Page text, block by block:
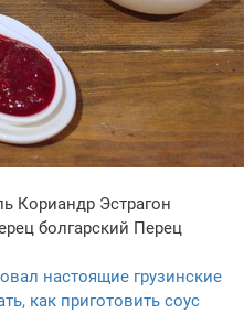
Кориандр Эстрагон
болгарский Перец
настоящие грузинские
как приготовить соус